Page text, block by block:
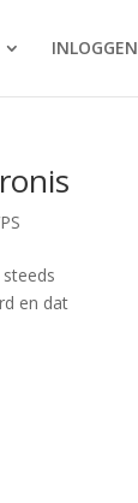
INLOGGEN
en dat